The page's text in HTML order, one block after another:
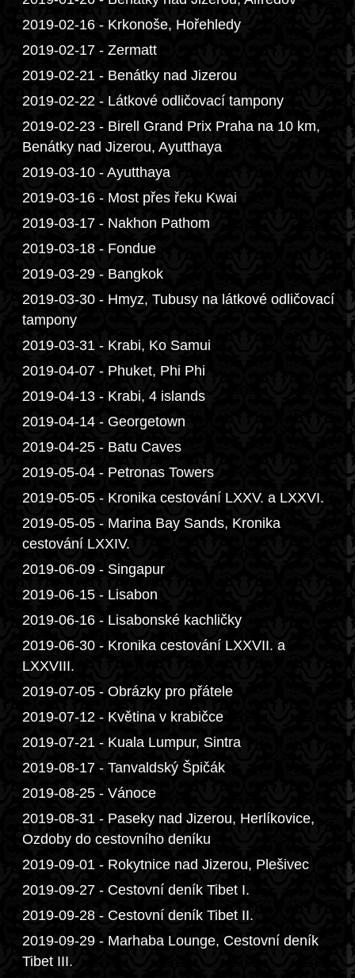
2019-02-16 - Krkonoše, Hořehledy
2019-02-17 - Zermatt
2019-02-21 - Benátky nad Jizerou
2019-02-22 - Látkové odličovací tampony
2019-02-23 - Birell Grand Prix Praha na 10 km,
Benátky nad Jizerou, Ayutthaya
2019-03-10 - Ayutthaya
2019-03-16 - Most přes řeku Kwai
2019-03-17 - Nakhon Pathom
2019-03-18 - Fondue
2019-03-29 - Bangkok
2019-03-30 - Hmyz, Tubusy na látkové odličovací
tampony
2019-03-31 - Krabi, Ko Samui
2019-04-07 - Phuket, Phi Phi
2019-04-13 - Krabi, 4 islands
2019-04-14 - Georgetown
2019-04-25 - Batu Caves
2019-05-04 - Petronas Towers
2019-05-05 - Kronika cestování LXXV. a LXXVI.
2019-05-05 - Marina Bay Sands, Kronika
cestování LXXIV.
2019-06-09 - Singapur
2019-06-15 - Lisabon
2019-06-16 - Lisabonské kachličky
2019-06-30 - Kronika cestování LXXVII. a
LXXVIII.
2019-07-05 - Obrázky pro přátele
2019-07-12 - Květina v krabičce
2019-07-21 - Kuala Lumpur, Sintra
2019-08-17 - Tanvaldský Špičák
2019-08-25 - Vánoce
2019-08-31 - Paseky nad Jizerou, Herlíkovice,
Ozdoby do cestovního deníku
2019-09-01 - Rokytnice nad Jizerou, Plešivec
2019-09-27 - Cestovní deník Tibet I.
2019-09-28 - Cestovní deník Tibet II.
2019-09-29 - Marhaba Lounge, Cestovní deník
Tibet III.